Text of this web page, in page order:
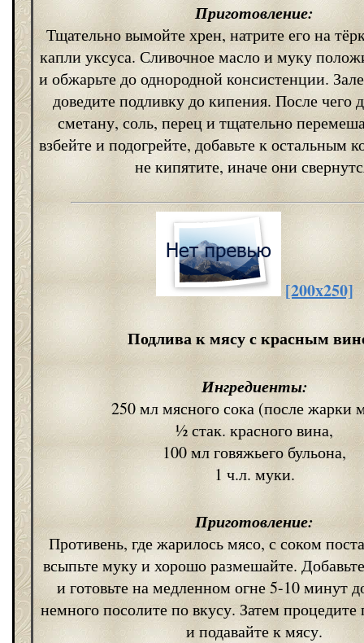
Приготовление:
Тщательно вымойте хрен, натрите его на
капли уксуса. Сливочное масло и муку
и обжарьте до однородной консистенции.
доведите подливку до кипения. После чего
сметану, соль, перец и тщательно
взбейте и подогрейте, добавьте к остальным
не кипятите, иначе они
[200x250]
Подлива к мясу с красным
Ингредиенты:
250 мл мясного сока (после жарки
½ стак. красного вина,
100 мл говяжьего бульона,
1 ч.л. муки.
Приготовление:
Противень, где жарилось мясо, с соком
всыпьте муку и хорошо размешайте.
и готовьте на медленном огне 5-10 минут
немного посолите по вкусу. Затем процедите
и подавайте к мясу.